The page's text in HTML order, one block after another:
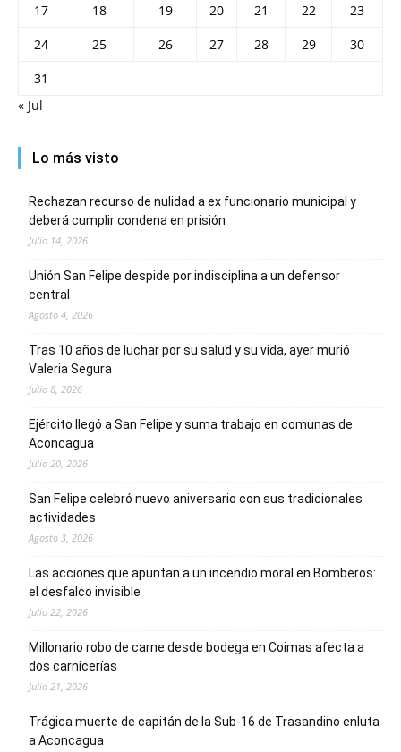
17
18 19 20 21 22
23
24
25 26 27 28 29
30
31
« Jul
Lo más visto
Rechazan recurso de nulidad a ex funcionario municipal y
deberá cumplir condena en prisión
Julio 14, 2026
Unión San Felipe despide por indisciplina a un defensor
central
Agosto 4, 2026
Tras 10 años de luchar por su salud y su vida, ayer murió
Valeria Segura
Julio 8, 2026
Ejército llegó a San Felipe y suma trabajo en comunas de
Aconcagua
Julio 20, 2026
San Felipe celebró nuevo aniversario con sus tradicionales
actividades
Agosto 3, 2026
Las acciones que apuntan a un incendio moral en Bomberos:
el desfalco invisible
Julio 22, 2026
Millonario robo de carne desde bodega en Coimas afecta a
dos carnicerías
Julio 21, 2026
Trágica muerte de capitán de la Sub-16 de Trasandino enluta
a Aconcagua